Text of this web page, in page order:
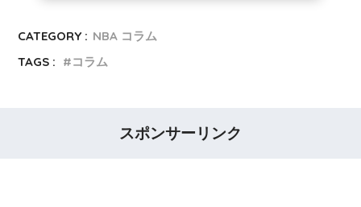
CATEGORY : NBA コラム
TAGS :
コラム
スポンサーリンク